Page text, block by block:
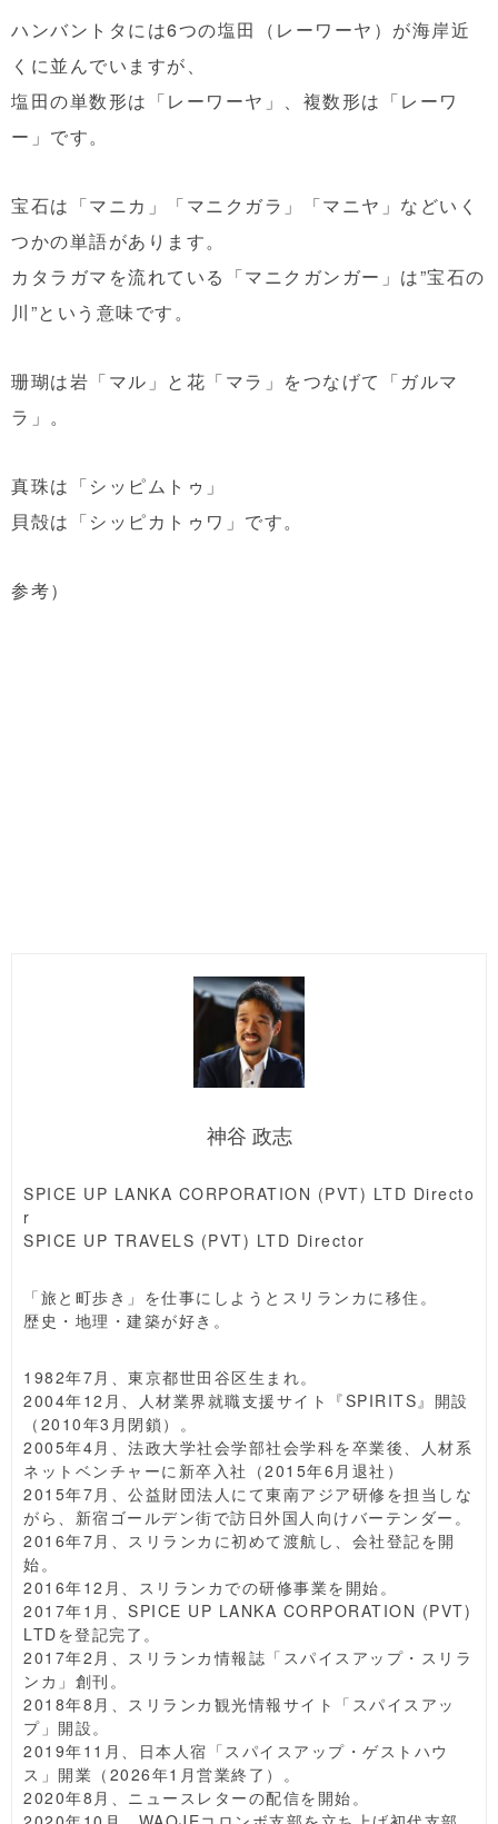
ハンバントタには6つの塩田（レーワーヤ）が海岸近
くに並んでいますが、
塩田の単数形は「レーワーヤ」、複数形は「レーワ
ー」です。
宝石は「マニカ」「マニクガラ」「マニヤ」などいく
つかの単語があります。
カタラガマを流れている「マニクガンガー」は”宝石の
川”という意味です。
珊瑚は岩「マル」と花「マラ」をつなげて「ガルマ
ラ」。
真珠は「シッピムトゥ」
貝殻は「シッピカトゥワ」です。
参考）
神谷 政志
SPICE UP LANKA CORPORATION (PVT) LTD Directo
r
SPICE UP TRAVELS (PVT) LTD Director
「旅と町歩き」を仕事にしようとスリランカに移住。
歴史・地理・建築が好き。
1982年7月、東京都世田谷区生まれ。
2004年12月、人材業界就職支援サイト『SPIRITS』開設
（2010年3月閉鎖）。
2005年4月、法政大学社会学部社会学科を卒業後、人材系
ネットベンチャーに新卒入社（2015年6月退社）
2015年7月、公益財団法人にて東南アジア研修を担当しな
がら、新宿ゴールデン街で訪日外国人向けバーテンダー。
2016年7月、スリランカに初めて渡航し、会社登記を開
始。
2016年12月、スリランカでの研修事業を開始。
2017年1月、SPICE UP LANKA CORPORATION (PVT)
LTDを登記完了。
2017年2月、スリランカ情報誌「スパイスアップ・スリラ
ンカ」創刊。
2018年8月、スリランカ観光情報サイト「スパイスアッ
プ」開設。
2019年11月、日本人宿「スパイスアップ・ゲストハウ
ス」開業（2026年1月営業終了）。
2020年8月、ニュースレターの配信を開始。